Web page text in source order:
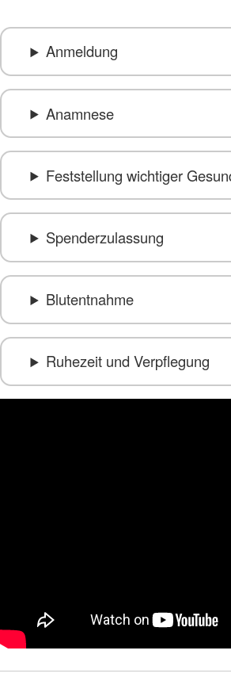
Anmeldung
Anamnese
Feststellung wichtiger
Spenderzulassung
Blutentnahme
Ruhezeit und Verpflegung